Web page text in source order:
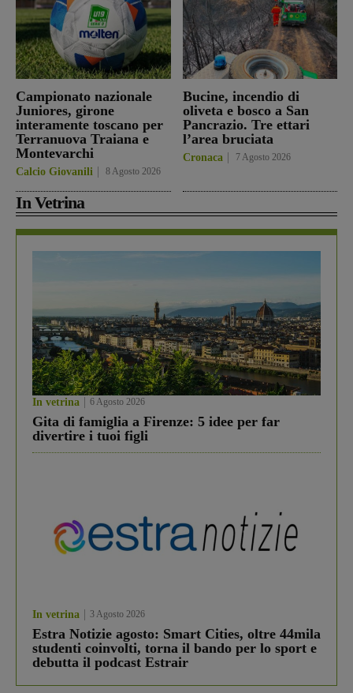
Campionato nazionale
Juniores, girone
interamente toscano per
Terranuova Traiana e
Montevarchi
Calcio Giovanili 8 Agosto 2026
Bucine, incendio di
oliveta e bosco a San
Pancrazio. Tre ettari
l’area bruciata
Cronaca 7 Agosto 2026
In Vetrina
In vetrina 6 Agosto 2026
Gita di famiglia a Firenze: 5 idee per far
divertire i tuoi figli
In vetrina 3 Agosto 2026
Estra Notizie agosto: Smart Cities, oltre 44mila
studenti coinvolti, torna il bando per lo sport e
debutta il podcast Estrair